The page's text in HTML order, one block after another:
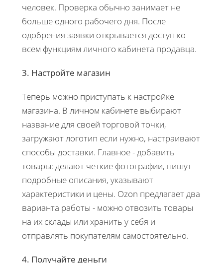
человек. Проверка обычно занимает не
больше одного рабочего дня. После
одобрения заявки открывается доступ ко
всем функциям личного кабинета продавца.
3. Настройте магазин
Теперь можно приступать к настройке
магазина. В личном кабинете выбирают
название для своей торговой точки,
загружают логотип если нужно, настраивают
способы доставки. Главное - добавить
товары: делают четкие фотографии, пишут
подробные описания, указывают
характеристики и цены. Ozon предлагает два
варианта работы - можно отвозить товары
на их склады или хранить у себя и
отправлять покупателям самостоятельно.
4. Получайте деньги